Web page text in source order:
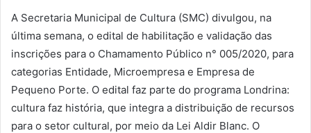
A Secretaria Municipal de Cultura (SMC) divulgou, na
última semana, o edital de habilitação e validação das
inscrições para o Chamamento Público n° 005/2020, para
categorias Entidade, Microempresa e Empresa de
Pequeno Porte. O edital faz parte do programa Londrina:
cultura faz história, que integra a distribuição de recursos
para o setor cultural, por meio da Lei Aldir Blanc. O